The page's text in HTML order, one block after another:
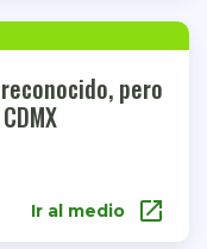
pero
Ir al medio open_in_new